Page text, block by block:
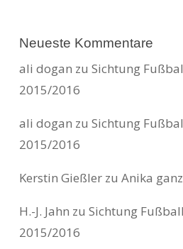
Neueste Kommentare
ali dogan zu Sichtung
2015/2016
ali dogan zu Sichtung
2015/2016
Kerstin Gießlerzu Anika
H.-J. Jahn zu Sichtung
2015/2016